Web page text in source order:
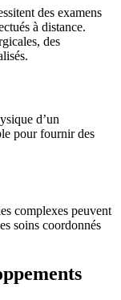
des examens
à distance.
des
d’un
pour fournir des
complexes peuvent
soins coordonnés